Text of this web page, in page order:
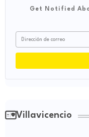
Get Notified
Villavicencio